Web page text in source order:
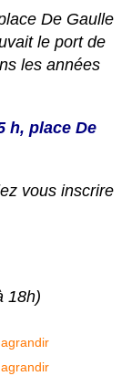
De Gaulle
le port de
les années
h, place De
vous inscrire
18h)